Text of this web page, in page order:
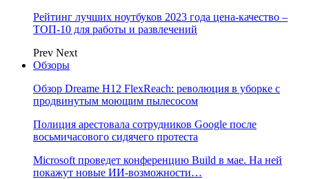
Рейтинг лучших ноутбуков 2023 года цена-качество –
ТОП-10 для работы и развлечений
Prev Next
Обзоры
Обзор Dreame H12 FlexReach: революция в уборке с
продвинутым моющим пылесосом
Полиция арестовала сотрудников Google после
восьмичасового сидячего протеста
Microsoft проведет конференцию Build в мае. На ней
покажут новые ИИ-возможности…